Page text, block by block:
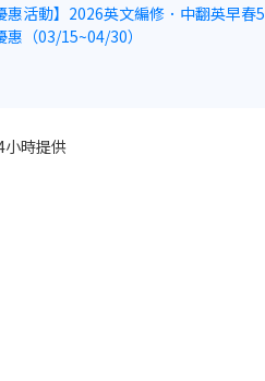
惠活動】2026英文編修．中翻英早春5
惠（03/15~04/30）
小時提供